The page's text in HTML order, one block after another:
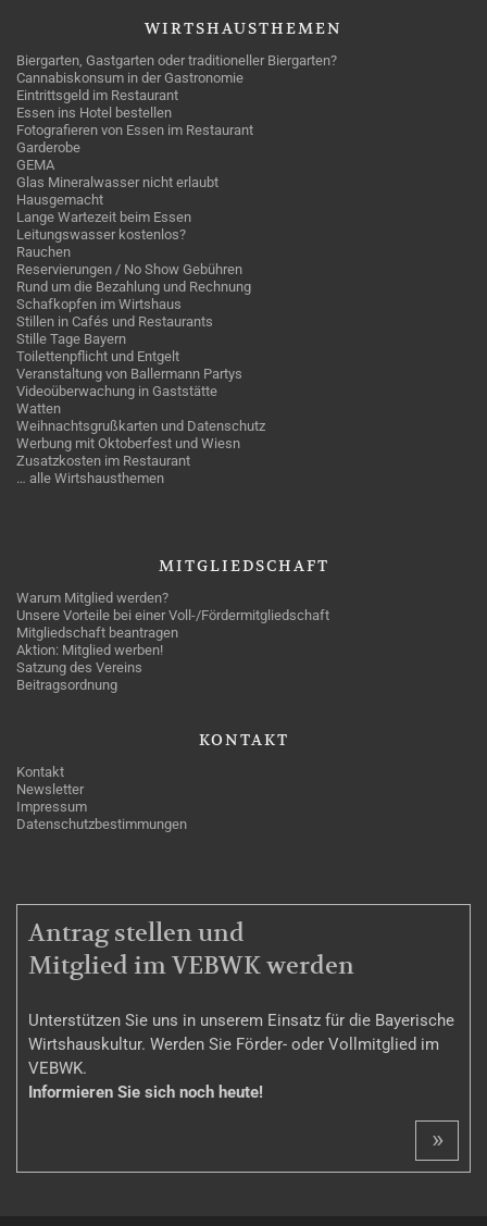
WIRTSHAUSTHEMEN
Biergarten, Gastgarten oder traditioneller Biergarten?
Cannabiskonsum in der Gastronomie
Eintrittsgeld im Restaurant
Essen ins Hotel bestellen
Fotografieren von Essen im Restaurant
Garderobe
GEMA
Glas Mineralwasser nicht erlaubt
Hausgemacht
Lange Wartezeit beim Essen
Leitungswasser kostenlos?
Rauchen
Reservierungen / No Show Gebühren
Rund um die Bezahlung und Rechnung
Schafkopfen im Wirtshaus
Stillen in Cafés und Restaurants
Stille Tage Bayern
Toilettenpflicht und Entgelt
Veranstaltung von Ballermann Partys
Videoüberwachung in Gaststätte
Watten
Weihnachtsgrußkarten und Datenschutz
Werbung mit Oktoberfest und Wiesn
Zusatzkosten im Restaurant
… alle Wirtshausthemen
MITGLIEDSCHAFT
Warum Mitglied werden?
Unsere Vorteile bei einer Voll-/Fördermitgliedschaft
Mitgliedschaft beantragen
Aktion: Mitglied werben!
Satzung des Vereins
Beitragsordnung
KONTAKT
Kontakt
Newsletter
Impressum
Datenschutzbestimmungen
MITGLIEDSCHAFT
Antrag stellen und
Mitglied im VEBWK werden
Unterstützen Sie uns in unserem Einsatz für die Bayerische
Wirtshauskultur. Werden Sie Förder- oder Vollmitglied im
VEBWK.
Informieren Sie sich noch heute!
»